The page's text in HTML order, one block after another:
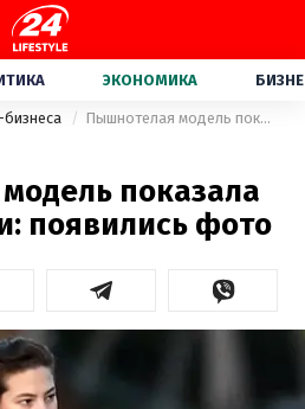
ЭКОНОМИКА
Пышнотелая модель показала тело в бикини: появились фото
показала
появились фото